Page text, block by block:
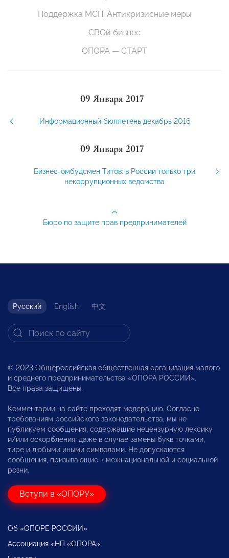
Поддержка МСП. Антикризисные меры
СВОй бизнес
ОПОРА — СТАРТ
09 Января 2017
Информационный бюллетень декабрь 2016
09 Января 2017
Бизнес-омбудсмен Титов: в России только три
некоррупционных ведомства
Бюро по защите прав предпринимателей
Русский English 中文
© 2023 Общероссийская общественная организация малого
и среднего предпринимательства «ОПОРА РОССИИ».
Все права защищены.
Комментарии на сайте проходят модерацию. Согласно
требованиям российского законодательства, мы не
публикуем сообщения, содержащие нецензурную лексику
и/или оскорбления, даже в случае замены букв точками,
тире и любыми иными символами. Не допускаются
сообщения, призывающие к межнациональной и социальной
розни.
Вступи в «ОПОРУ»
Об «ОПОРЕ РОССИИ»
Ассоциация «НП «ОПОРА»